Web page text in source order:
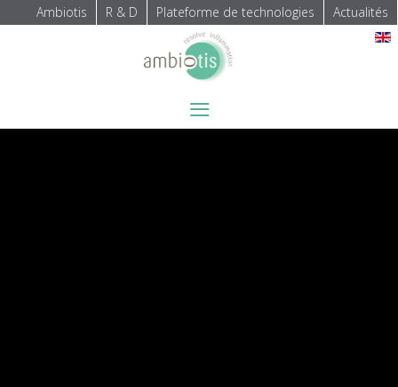
Ambiotis R & D Plateforme de technologies Actualités
≡